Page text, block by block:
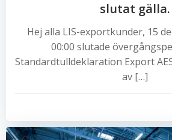
slutat gälla.
Hej alla LIS-exportkunder, 15
00:00 slutade
Standardtulldeklaration Export
av […]